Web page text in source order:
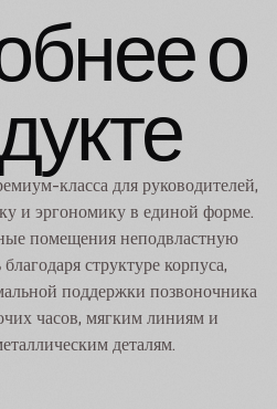
о
класса для руководителей,
и эргономику в единой форме.
помещения неподвластную
структуре корпуса,
поддержки позвоночника
часов, мягким линиям и
деталям.